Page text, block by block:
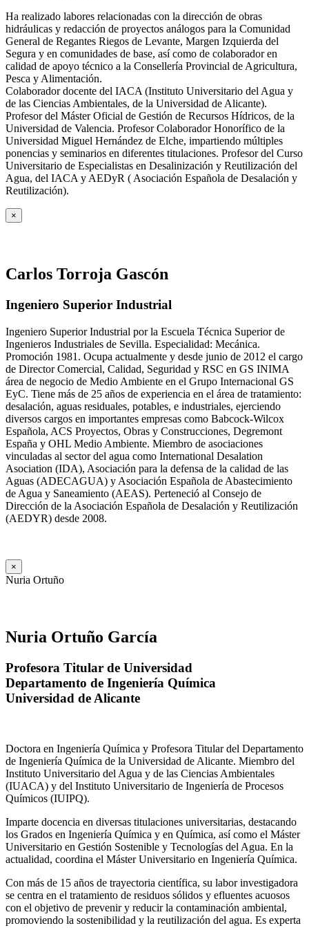
Ha realizado labores relacionadas con la dirección de obras
hidráulicas y redacción de proyectos análogos para la Comunidad
General de Regantes Riegos de Levante, Margen Izquierda del
Segura y en comunidades de base, así como de colaborador en
calidad de apoyo técnico a la Consellería Provincial de Agricultura,
Pesca y Alimentación.
Colaborador docente del IACA (Instituto Universitario del Agua y
de las Ciencias Ambientales, de la Universidad de Alicante).
Profesor del Máster Oficial de Gestión de Recursos Hídricos, de la
Universidad de Valencia. Profesor Colaborador Honorífico de la
Universidad Miguel Hernández de Elche, impartiendo múltiples
ponencias y seminarios en diferentes titulaciones. Profesor del Curso
Universitario de Especialistas en Desalinización y Reutilización del
Agua, del IACA y AEDyR ( Asociación Española de Desalación y
Reutilización).
×
Carlos Torroja Gascón
Ingeniero Superior Industrial
Ingeniero Superior Industrial por la Escuela Técnica Superior de
Ingenieros Industriales de Sevilla. Especialidad: Mecánica.
Promoción 1981. Ocupa actualmente y desde junio de 2012 el cargo
de Director Comercial, Calidad, Seguridad y RSC en GS INIMA
área de negocio de Medio Ambiente en el Grupo Internacional GS
EyC. Tiene más de 25 años de experiencia en el área de tratamiento:
desalación, aguas residuales, potables, e industriales, ejerciendo
diversos cargos en importantes empresas como Babcock-Wilcox
Española, ACS Proyectos, Obras y Construcciones, Degremont
España y OHL Medio Ambiente. Miembro de asociaciones
vinculadas al sector del agua como International Desalation
Asociation (IDA), Asociación para la defensa de la calidad de las
Aguas (ADECAGUA) y Asociación Española de Abastecimiento
de Agua y Saneamiento (AEAS). Perteneció al Consejo de
Dirección de la Asociación Española de Desalación y Reutilización
(AEDYR) desde 2008.
×
Nuria Ortuño
Nuria Ortuño García
Profesora Titular de Universidad
Departamento de Ingeniería Química
Universidad de Alicante
Doctora en Ingeniería Química y Profesora Titular del Departamento
de Ingeniería Química de la Universidad de Alicante. Miembro del
Instituto Universitario del Agua y de las Ciencias Ambientales
(IUACA) y del Instituto Universitario de Ingeniería de Procesos
Químicos (IUIPQ).
Imparte docencia en diversas titulaciones universitarias, destacando
los Grados en Ingeniería Química y en Química, así como el Máster
Universitario en Gestión Sostenible y Tecnologías del Agua. En la
actualidad, coordina el Máster Universitario en Ingeniería Química.
Con más de 15 años de trayectoria científica, su labor investigadora
se centra en el tratamiento de residuos sólidos y efluentes acuosos
con el objetivo de prevenir y reducir la contaminación ambiental,
promoviendo la sostenibilidad y la reutilización del agua. Es experta